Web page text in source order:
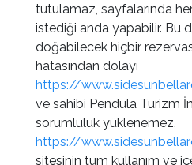
tutulamaz, sayfalarında
istediği anda yapabilir. Bu
doğabilecek hiçbir
hatasından dolayı
https://
ve sahibi Pendula Turizm
sorumluluk yüklenemez.
https://
sitesinin tüm kullanım ve